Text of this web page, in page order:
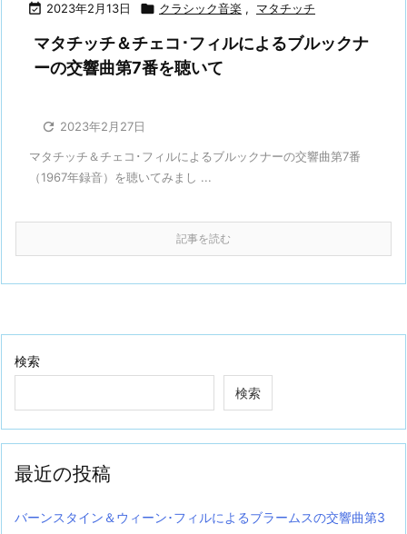
 2023年2月13日  クラシック音楽 , マタチッチ
マタチッチ＆チェコ･フィルによるブルックナ
ーの交響曲第7番を聴いて
 2023年2月27日
マタチッチ＆チェコ･フィルによるブルックナーの交響曲第7番
（1967年録音）を聴いてみまし ...
記事を読む
検索
検索
最近の投稿
バーンスタイン＆ウィーン･フィルによるブラームスの交響曲第3